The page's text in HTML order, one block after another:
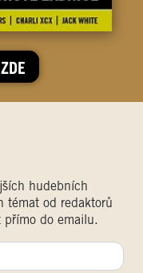
hudebních
témat od redaktorů
přímo do emailu.